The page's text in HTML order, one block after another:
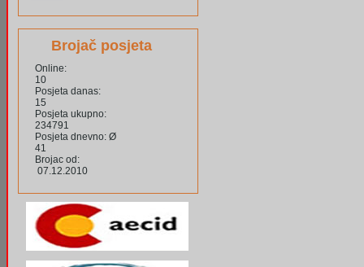
Brojač posjeta
Online:
10
Posjeta danas:
15
Posjeta ukupno:
234791
Posjeta dnevno: Ø
41
Brojac od:
07.12.2010